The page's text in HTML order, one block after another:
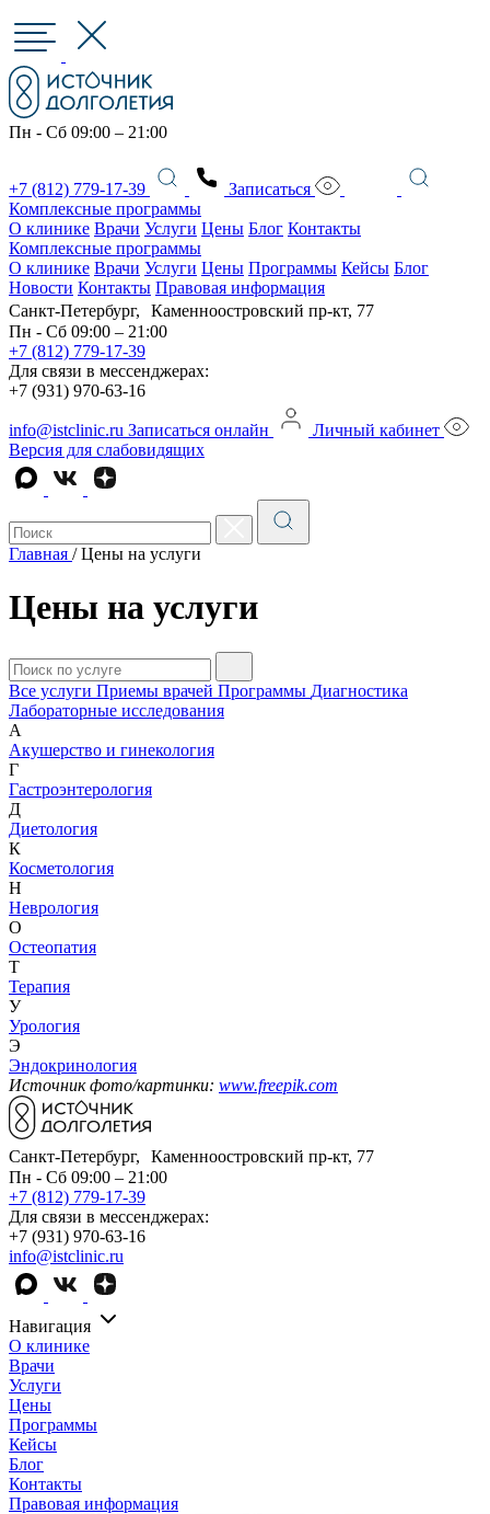
Пн - Сб 09:00 – 21:00
+7 (812) 779-17-39
Записаться
Комплексные программы
О клинике Врачи Услуги Цены Блог Контакты
Комплексные программы
О клинике Врачи Услуги Цены Программы Кейсы Блог
Новости Контакты Правовая информация
Санкт-Петербург, Каменноостровский пр-кт, 77
Пн - Сб 09:00 – 21:00
+7 (812) 779-17-39
Для связи в мессенджерах:
+7 (931) 970-63-16
info@istclinic.ru Записаться онлайн
Личный кабинет
Версия для слабовидящих
Главная / Цены на услуги
Цены на услуги
Все услуги Приемы врачей Программы Диагностика
Лабораторные исследования
А
Акушерство и гинекология
Г
Гастроэнтерология
Д
Диетология
К
Косметология
Н
Неврология
О
Остеопатия
Т
Терапия
У
Урология
Э
Эндокринология
Источник фото/картинки: www.freepik.com
Санкт-Петербург, Каменноостровский пр-кт, 77
Пн - Сб 09:00 – 21:00
+7 (812) 779-17-39
Для связи в мессенджерах:
+7 (931) 970-63-16
info@istclinic.ru
Навигация
О клинике
Врачи
Услуги
Цены
Программы
Кейсы
Блог
Контакты
Правовая информация